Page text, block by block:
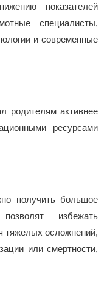
показателей
специалисты,
и современные
родителям активнее
ресурсами
получить большое
избежать
тяжелых осложнений,
или смертности,